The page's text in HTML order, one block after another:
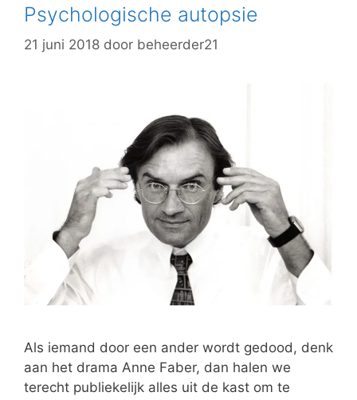
Psychologische autopsie
21 juni 2018 door beheerder21
Als iemand door een ander wordt gedood, denk
aan het drama Anne Faber, dan halen we
terecht publiekelijk alles uit de kast om te